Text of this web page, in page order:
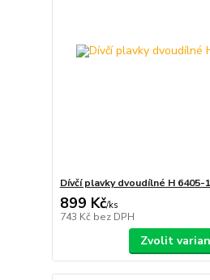
Dívčí plavky dvoudílné H 6405-
899 Kč/ks
743 Kč bez DPH
Zvolit